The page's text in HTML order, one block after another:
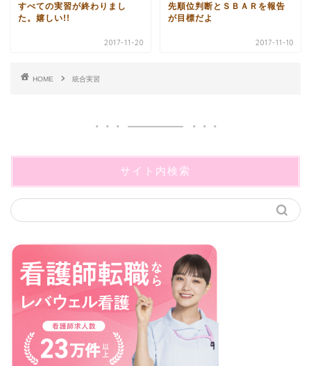
すべての実習が終わりまし
た。嬉しい!!
2017-11-20
先順位判断とＳＢＡＲを報告
が目標だよ
2017-11-10
HOME 統合実習
サイト内検索